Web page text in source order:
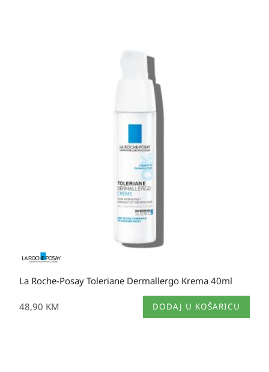
mogu
odabrati
La Roche-Posay Toleriane Dermallergo Krema 40ml
48,90 KM DODAJ U KOŠARICU